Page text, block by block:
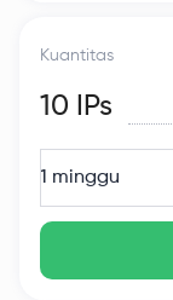
Kuantitas
10 IPs
1 minggu